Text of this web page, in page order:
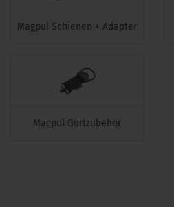
Magpul Schienen + Adapter
Magpul Gurtzubehör